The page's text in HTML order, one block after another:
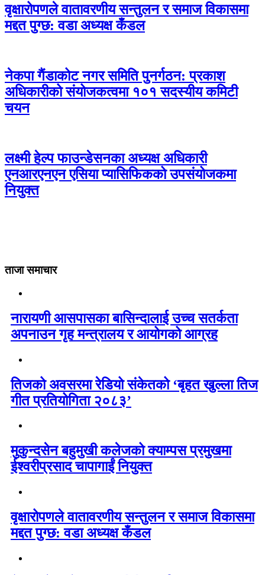
वृक्षारोपणले वातावरणीय सन्तुलन र समाज विकासमा
मद्दत पुग्छ: वडा अध्यक्ष कँडल
नेकपा गैंडाकोट नगर समिति पुनर्गठन: प्रकाश
अधिकारीको संयोजकत्वमा १०१ सदस्यीय कमिटी
चयन
लक्ष्मी हेल्प फाउन्डेसनका अध्यक्ष अधिकारी
एनआरएनएन एसिया प्यासिफिकको उपसंयोजकमा
नियुक्त
ताजा समाचार
नारायणी आसपासका बासिन्दालाई उच्च सतर्कता
अपनाउन गृह मन्त्रालय र आयोगको आग्रह
तिजको अवसरमा रेडियो संकेतको ‘बृहत खुल्ला तिज
गीत प्रतियोगिता २०८३’
मुकुन्दसेन बहुमुखी कलेजको क्याम्पस प्रमुखमा
ईश्वरीप्रसाद चापागाईं नियुक्त
वृक्षारोपणले वातावरणीय सन्तुलन र समाज विकासमा
मद्दत पुग्छ: वडा अध्यक्ष कँडल